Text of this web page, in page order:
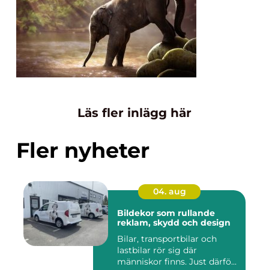
Läs fler inlägg här
Fler nyheter
04. aug
Bildekor som rullande
reklam, skydd och design
Bilar, transportbilar och
lastbilar rör sig där
människor finns. Just därfö...